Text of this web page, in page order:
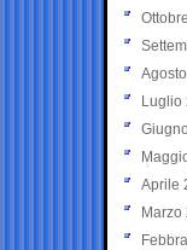
Luglio
Aprile
Marzo